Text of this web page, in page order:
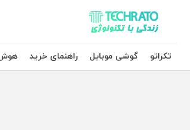
تکراتو – زندگی با تکنولوژی
تکراتو
گوشی موبایل راهنمای خرید